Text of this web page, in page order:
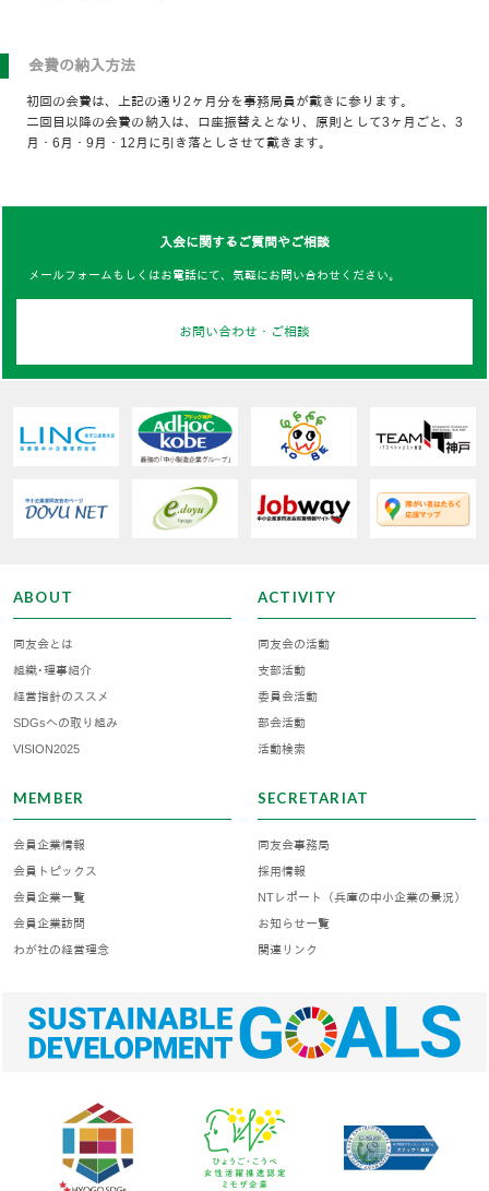
会費の納入方法
初回の会費は、上記の通り2ヶ月分を事務局員が戴きに参ります。
二回目以降の会費の納入は、口座振替えとなり、原則として3ヶ月ごと、3
月・6月・9月・12月に引き落としさせて戴きます。
入会に関するご質問やご相談
メールフォームもしくはお電話にて、気軽にお問い合わせください。
お問い合わせ・ご相談
ABOUT ACTIVITY
同友会とは
同友会の活動
組織･理事紹介
支部活動
経営指針のススメ
委員会活動
SDGsへの取り組み
部会活動
VISION2025
活動検索
MEMBER SECRETARIAT
会員企業情報
同友会事務局
会員トピックス
採用情報
会員企業一覧
NTレポート（兵庫の中小企業の景況）
会員企業訪問
お知らせ一覧
わが社の経営理念
関連リンク